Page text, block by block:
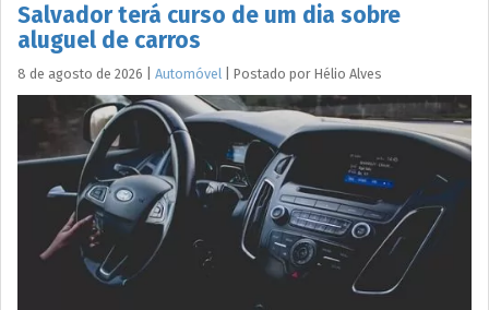
Salvador terá curso de um dia sobre
aluguel de carros
8 de agosto de 2026 Automóvel Postado por Hélio Alves